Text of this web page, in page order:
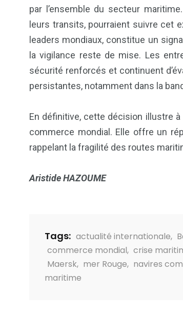
par l’ensemble du secteur
leurs transits, pourraient suivre cet
leaders mondiaux, constitue un
la vigilance reste de mise. Les
sécurité renforcés et continuent
persistantes, notamment dans la
En définitive, cette décision illustre à
commerce mondial. Elle offre un
rappelant la fragilité des routes
Aristide HAZOUME
Tags: actualité internationale,
commerce mondial, crise
Maersk, mer Rouge, navires
maritime